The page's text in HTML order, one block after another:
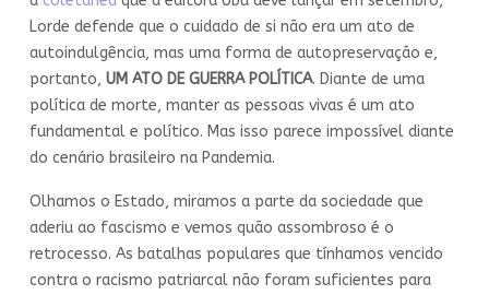
Lorde defende que o cuidado de si não era um ato de
autoindulgência, mas uma forma de autopreservação e,
portanto, UM ATO DE GUERRA POLÍTICA. Diante de uma
política de morte, manter as pessoas vivas é um ato
fundamental e político. Mas isso parece impossível diante
do cenário brasileiro na Pandemia.
Olhamos o Estado, miramos a parte da sociedade que
aderiu ao fascismo e vemos quão assombroso é o
retrocesso. As batalhas populares que tínhamos vencido
contra o racismo patriarcal não foram suficientes para